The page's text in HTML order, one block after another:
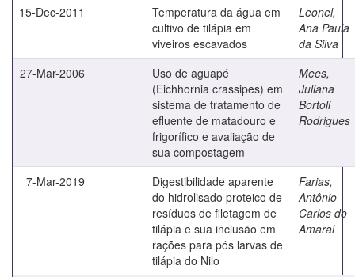
15-Dec-2011
Temperatura da água em
cultivo de tilápia em
viveiros escavados
Leonel,
Ana Paula
da Silva
27-Mar-2006
Uso de aguapé
(Eichhornia crassipes) em
sistema de tratamento de
efluente de matadouro e
frigorífico e avaliação de
sua compostagem
Mees,
Juliana
Bortoli
Rodrigues
7-Mar-2019
Digestibilidade aparente
do hidrolisado proteico de
resíduos de filetagem de
tilápia e sua inclusão em
rações para pós larvas de
tilápia do Nilo
Farias,
Antônio
Carlos do
Amaral